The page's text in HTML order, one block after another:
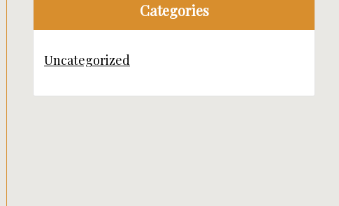
Categories
Uncategorized